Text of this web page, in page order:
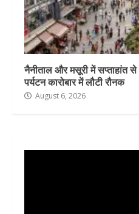
नैनीताल और मसूरी में सप्ताहांत
पर्यटन कारोबार में लौटी रौनक
August 6, 2026